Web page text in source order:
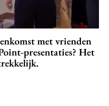
met vrienden
presentaties? Het